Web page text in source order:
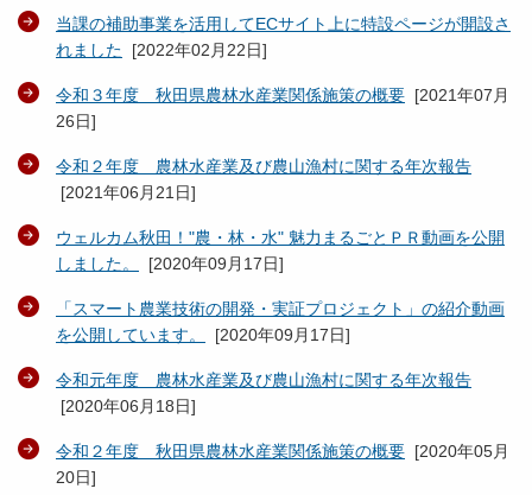
当課の補助事業を活用してECサイト上に特設ページが開設さ
れました [2022年02月22日]
令和３年度 秋田県農林水産業関係施策の概要 [2021年07月
26日]
令和２年度 農林水産業及び農山漁村に関する年次報告
[2021年06月21日]
ウェルカム秋田！"農・林・水" 魅力まるごとＰＲ動画を公開
しました。
[2020年09月17日]
「スマート農業技術の開発・実証プロジェクト」の紹介動画
を公開しています。
[2020年09月17日]
令和元年度 農林水産業及び農山漁村に関する年次報告
[2020年06月18日]
令和２年度 秋田県農林水産業関係施策の概要 [2020年05月
20日]